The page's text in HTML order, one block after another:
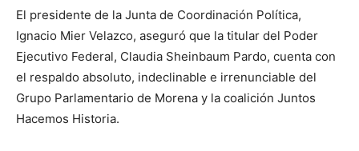
El presidente de la Junta de Coordinación Política,
Ignacio Mier Velazco, aseguró que la titular del Poder
Ejecutivo Federal, Claudia Sheinbaum Pardo, cuenta con
el respaldo absoluto, indeclinable e irrenunciable del
Grupo Parlamentario de Morena y la coalición Juntos
Hacemos Historia.